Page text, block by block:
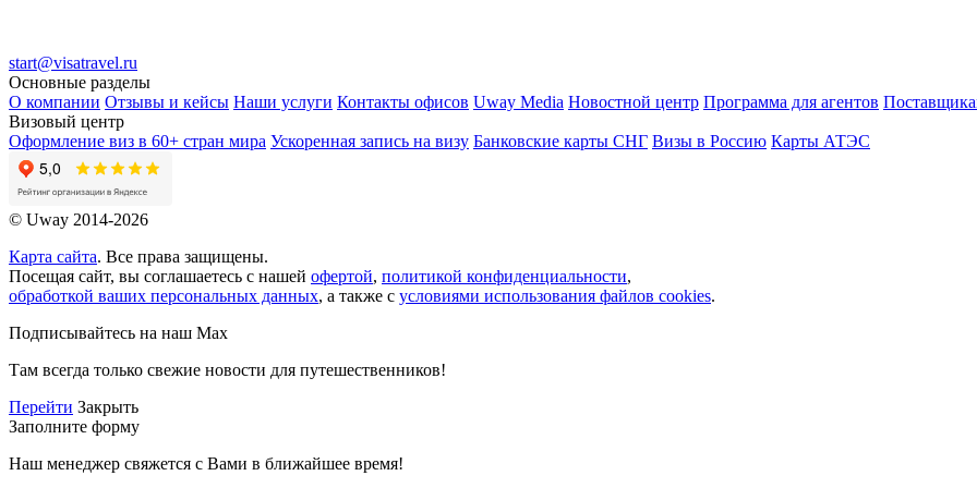
start@visatravel.ru
Основные разделы
О компании Отзывы и кейсы Наши услуги Контакты офисов Uway Media Новостной центр Программа для агентов
Визовый центр
Оформление виз в 60+ стран мира Ускоренная запись на визу Банковские карты СНГ Визы в Россию Карты АТЭС
© Uway 2014-2026
Карта сайта. Все права защищены.
Посещая сайт, вы соглашаетесь с нашей офертой, политикой конфиденциальности,
обработкой ваших персональных данных, а также с условиями использования файлов cookies.
Подписывайтесь на наш Max
Там всегда только свежие новости для путешественников!
Перейти Закрыть
Заполните форму
Наш менеджер свяжется с Вами в ближайшее время!